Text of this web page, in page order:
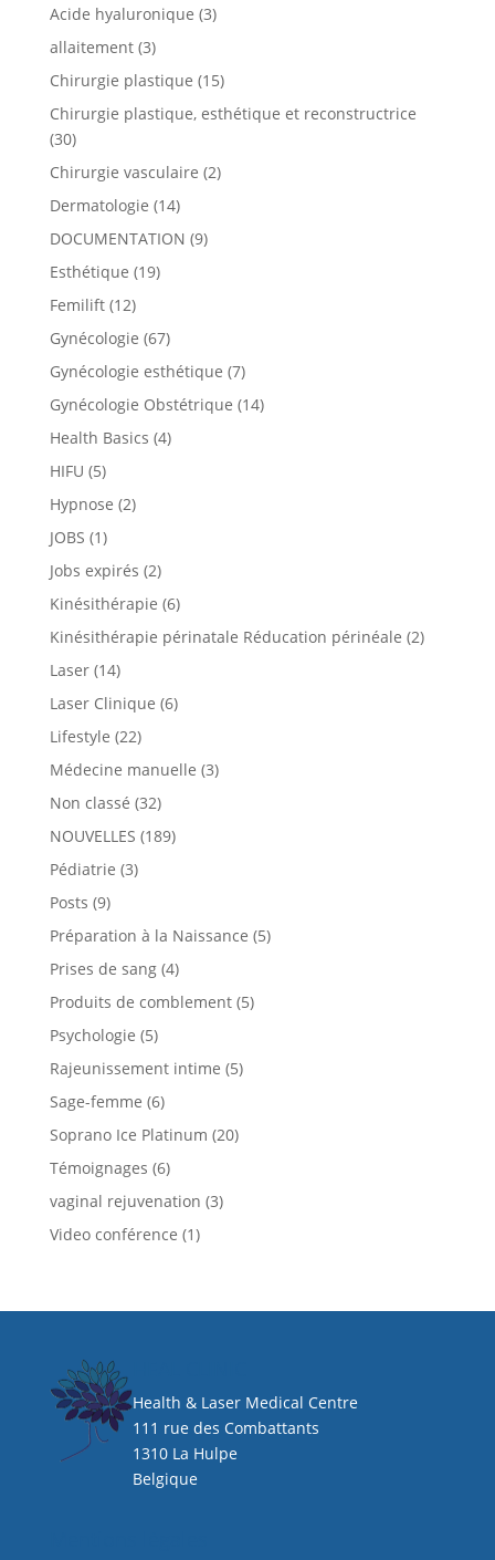
Acide hyaluronique (3)
allaitement(3)
Chirurgie plastique (15)
Chirurgie plastique, esthétique et reconstructrice
(30)
Chirurgie vasculaire (2)
Dermatologie (14)
DOCUMENTATION (9)
Esthétique (19)
Femilift(12)
Gynécologie (67)
Gynécologie esthétique (7)
Gynécologie Obstétrique (14)
Health Basics (4)
HIFU (5)
Hypnose (2)
JOBS (1)
Jobs expirés (2)
Kinésithérapie (6)
Kinésithérapie périnatale Réducation périnéale (2)
Laser(14)
Laser Clinique (6)
Lifestyle (22)
Médecine manuelle (3)
Non classé (32)
NOUVELLES (189)
Pédiatrie (3)
Posts (9)
Préparation à la Naissance (5)
Prises de sang(4)
Produits de comblement(5)
Psychologie (5)
Rajeunissement intime (5)
Sage-femme (6)
Soprano Ice Platinum (20)
Témoignages (6)
vaginal rejuvenation (3)
Video conférence (1)
Health & Laser Medical Centre
111 rue des Combattants
1310 La Hulpe
Belgique